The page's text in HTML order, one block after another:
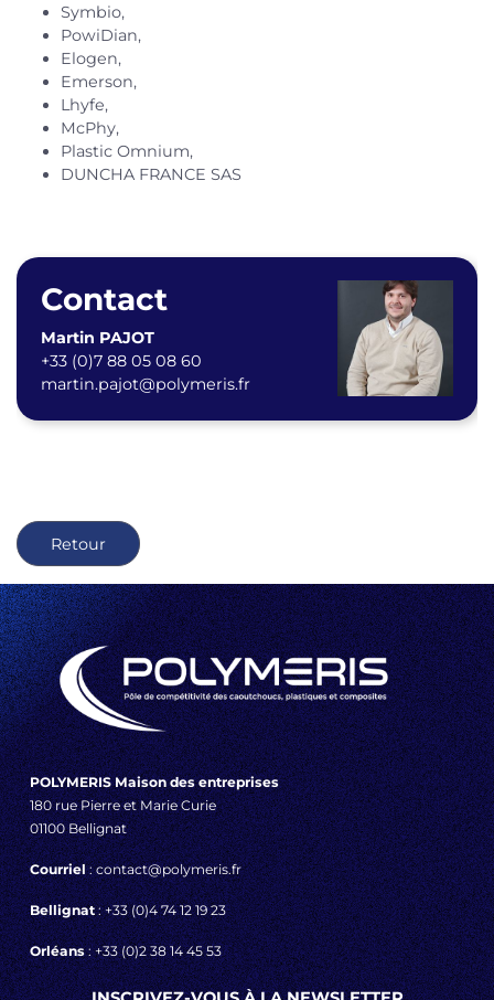
Symbio,
PowiDian,
Elogen,
Emerson,
Lhyfe,
McPhy,
Plastic Omnium,
DUNCHA FRANCE SAS
Contact
Martin PAJOT
+33 (0)7 88 05 08 60
martin.pajot@polymeris.fr
Retour
POLYMERIS Maison des entreprises
180 rue Pierre et Marie Curie
01100 Bellignat
Courriel: contact@polymeris.fr
Bellignat: +33 (0)4 74 12 19 23
Orléans: +33 (0)2 38 14 45 53